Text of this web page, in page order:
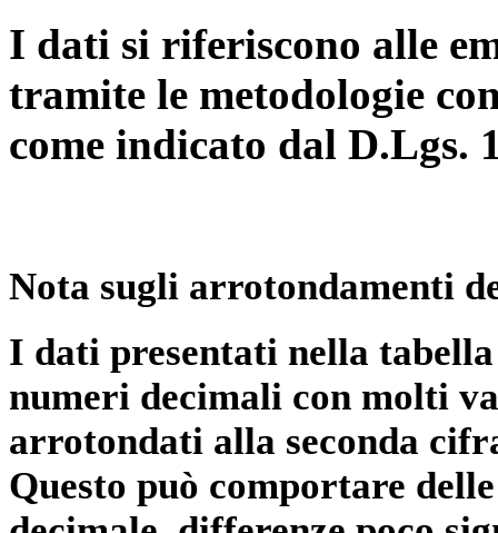
I dati si riferiscono alle
tramite le metodologie
come indicato dal D.Lgs.
Nota sugli arrotondamenti
I dati presentati nella
numeri decimali con molti
arrotondati alla seconda
Questo può comportare